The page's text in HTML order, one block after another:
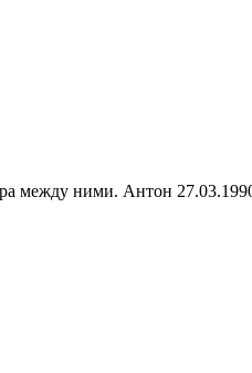
между ними. Антон